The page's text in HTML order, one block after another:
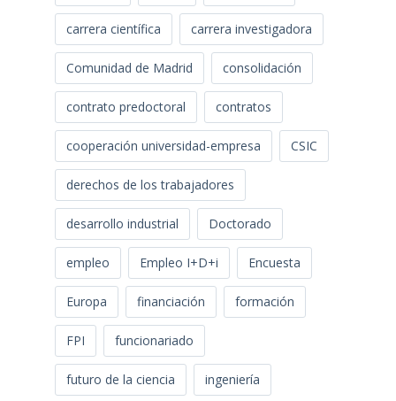
carrera científica carrera investigadora
Comunidad de Madrid consolidación
contrato predoctoral contratos
cooperación universidad-empresa CSIC
derechos de los trabajadores
desarrollo industrial Doctorado
empleo Empleo I+D+i Encuesta
Europa financiación formación
FPI funcionariado
futuro de la ciencia ingeniería